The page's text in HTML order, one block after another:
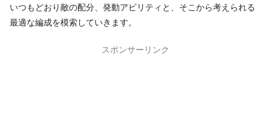
いつもどおり敵の配分、発動アビリティと、そこから考えられる
最適な編成を模索していきます。
スポンサーリンク